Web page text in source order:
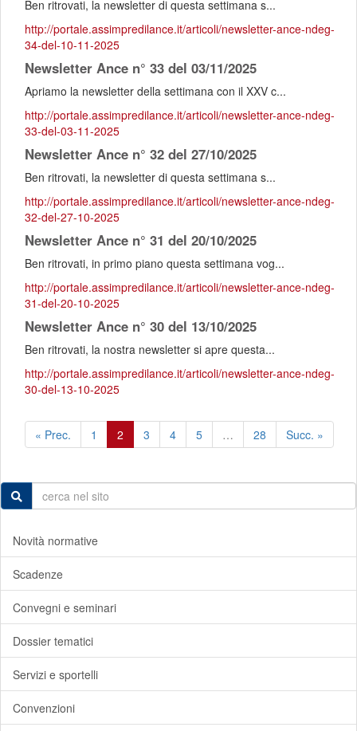
Ben ritrovati, la newsletter di questa settimana s...
http://portale.assimpredilance.it/articoli/newsletter-ance-ndeg-
34-del-10-11-2025
Newsletter Ance n° 33 del 03/11/2025
Apriamo la newsletter della settimana con il XXV c...
http://portale.assimpredilance.it/articoli/newsletter-ance-ndeg-
33-del-03-11-2025
Newsletter Ance n° 32 del 27/10/2025
Ben ritrovati, la newsletter di questa settimana s...
http://portale.assimpredilance.it/articoli/newsletter-ance-ndeg-
32-del-27-10-2025
Newsletter Ance n° 31 del 20/10/2025
Ben ritrovati, in primo piano questa settimana vog...
http://portale.assimpredilance.it/articoli/newsletter-ance-ndeg-
31-del-20-10-2025
Newsletter Ance n° 30 del 13/10/2025
Ben ritrovati, la nostra newsletter si apre questa...
http://portale.assimpredilance.it/articoli/newsletter-ance-ndeg-
30-del-13-10-2025
« Prec. 1 2 3 4 5 … 28 Succ. »
Novità normative
Scadenze
Convegni e seminari
Dossier tematici
Servizi e sportelli
Convenzioni